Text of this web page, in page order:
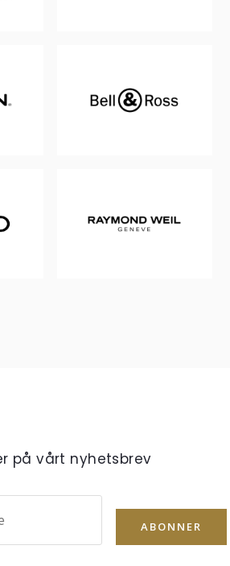
på vårt nyhetsbrev
ABONNER